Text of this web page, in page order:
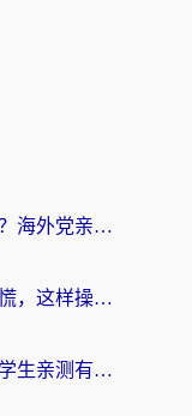
酷狗会员在国外可以听歌吗？海外党亲测有效：3步解决音乐权限难题
在国外无法听国内的歌？别慌，这样操作就能畅听QQ音乐（附亲测加速器推荐）
在国外如何看腾讯视频？留学生亲测有效的回国加速方案